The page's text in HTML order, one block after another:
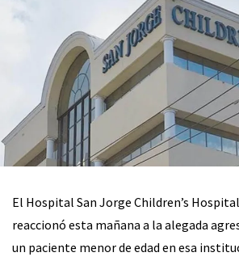
El Hospital San Jorge Children’s
reaccionó esta mañana a la alegada
un paciente menor de edad en esa